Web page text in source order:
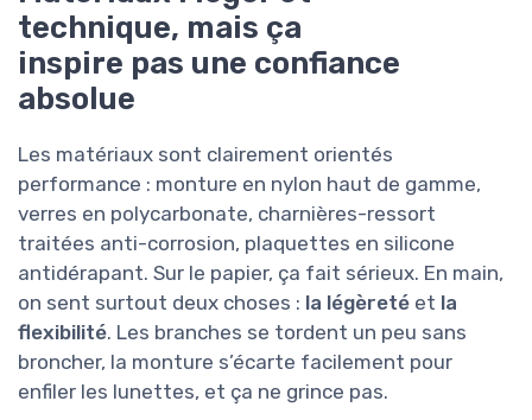
technique, mais ça
inspire pas une confiance
absolue
Les matériaux sont clairement orientés
performance : monture en nylon haut de gamme,
verres en polycarbonate, charnières-ressort
traitées anti-corrosion, plaquettes en silicone
antidérapant. Sur le papier, ça fait sérieux. En main,
on sent surtout deux choses : la légèreté et la
flexibilité. Les branches se tordent un peu sans
broncher, la monture s’écarte facilement pour
enfiler les lunettes, et ça ne grince pas.